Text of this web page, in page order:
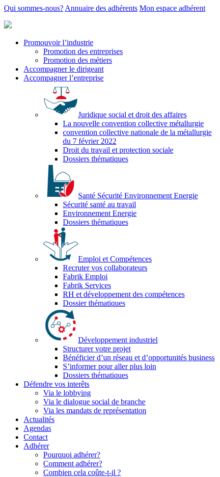
Qui sommes-nous? Annuaire des adhérents Mon espace adhérent
Promouvoir l’industrie
Promotion des entreprises
Promotion des métiers
Accompagner le dirigeant
Accompagner l’entreprise
Juridique social et droit des affaires
La nouvelle convention collective métallurgie
convention collective nationale de la métallurgie
du 7 février 2022
Droit du travail et protection sociale
Dossiers thématiques
Santé Sécurité Environnement Energie
Sécurité santé au travail
Environnement Energie
Dossiers thématiques
Emploi et Compétences
Recruter vos collaborateurs
Fabrik Emploi
Fabrik Services
RH et développement des compétences
Dossier thématiques
Développement industriel
Structurer votre projet
Bénéficier d’un réseau et d’opportunités business
S’informer pour aller plus loin
Dossiers thématiques
Défendre vos interêts
Via le lobbying
Via le dialogue social de branche
Via les mandats de représentation
Actualités
Agendas
Contact
Adhérer
Pourquoi adhérer?
Comment adhérer?
Combien cela coûte-t-il ?